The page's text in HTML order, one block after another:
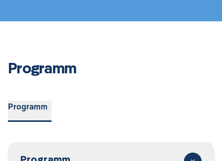
Programm
Programm